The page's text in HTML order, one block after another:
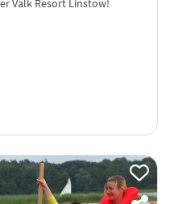
Valk Resort Linstow!